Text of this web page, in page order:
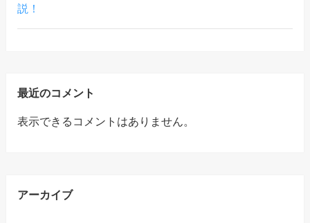
説！
最近のコメント
表示できるコメントはありません。
アーカイブ